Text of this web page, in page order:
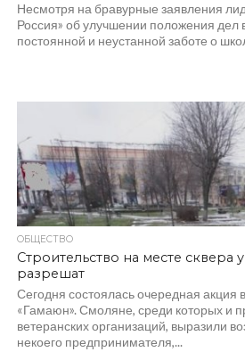
Несмотря на бравурные заявления
Россия» об улучшении положения дел
постоянной и неустанной заботе о
ОБЩЕСТВО
Строительство на месте сквера
разрешат
Сегодня состоялась очередная акция
«Гамаюн». Смоляне, среди которых и
ветеранских организаций, выразили
некоего предпринимателя,...